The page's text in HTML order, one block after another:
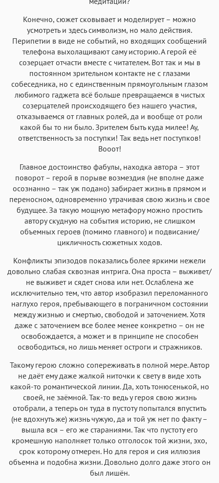
Конечно, сюжет сковывает и моделирует – можно
усмотреть и здесь символизм, но мало действия.
Перипетии в виде не событий, но входящих сообщений
телефона выхолащивают саму историю. А герой её
созерцает отчасти вместе с читателем. Вот так и мы в
постоянном зрительном контакте не с глазами
собеседника, но с единственным прямоугольным глазом
любимого гаджета всё больше превращаемся в чистых
созерцателей происходящего без нашего участия,
отказываемся от главных ролей, да и вообще от роли
какой бы то ни было. Зрителем быть куда милее! Ау,
ответственность за поступки! Так ведь нет поступков!
Вооот!
Главное достоинство фабулы, находка автора – этот
поворот – герой в порыве возмездия (не вполне даже
осознанно – так уж подано) забирает жизнь в прямом и
переносном, одновременно утрачивая свою жизнь и свое
будущее. За такую мощную метафору можно простить
автору скудную на события историю, не слишком
объемных героев (помимо главного) и подвисание/
цикличность сюжетных ходов.
Конфликты эпизодов показались более яркими нежели
довольно слабая сквозная интрига. Она проста – выживет/
не выживет и сядет снова или нет. Ослаблена же
исключительно тем, что автор изобразил переломанного
наглухо героя, пребывающего в пограничном состоянии
между жизнью и смертью, свободой и заточением. Хотя
даже с заточением все более менее конкретно – он не
освобождается, а может и в принципе не способен
освободиться, но лишь меняет остроги и стражников.
Такому герою сложно сопереживать в полной мере. Автор
не даёт ему даже жалкой ниточки к свету в виде хоть
какой-то романтической линии. Да, хоть тонюсенькой, но
своей, не заёмной. Так-то ведь у героя свою жизнь
отобрали, а теперь он туда в пустоту попытался впустить
(не вдохнуть же) жизнь чужую, да и той уж нет по факту –
вышла вся – его же стараниями. Так что пустоту его
кромешную наполняет только отголосок той жизни, эхо,
срок которому отмерен. Но для героя и сия иллюзия
объемна и подобна жизни. Довольно долго даже этого он
был лишён.